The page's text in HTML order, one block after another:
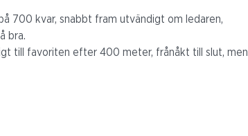
700 kvar, snabbt fram utvändigt om ledaren,
bra.
till favoriten efter 400 meter, frånåkt till slut, men